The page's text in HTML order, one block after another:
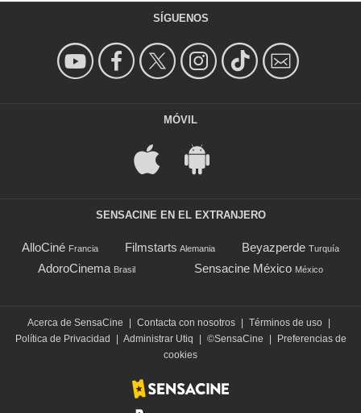
SÍGUENOS
MÓVIL
SENSACINE EN EL EXTRANJERO
AlloCiné Francia Filmstarts Alemania Beyazperde Turquía
AdoroCinema Brasil Sensacine México México
Acerca de SensaCine Contacta con nosotros Términos de uso
Política de Privacidad
Administrar Utiq ©SensaCine
Preferencias de
cookies